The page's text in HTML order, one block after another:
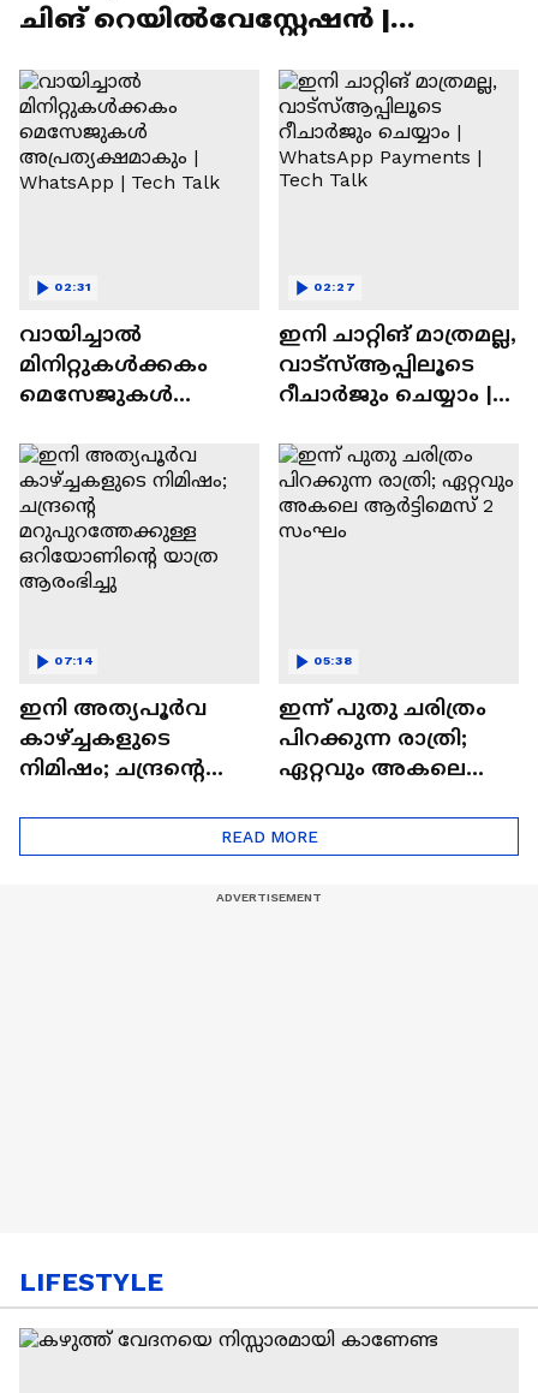
ചിങ് റെയിൽവേസ്റ്റേഷൻ |
വായിച്ചാൽ
മിനിറ്റുകൾക്കകം
മെസേജുകള്‍
WhatsApp | Tech Talk
02:31
ഇനി ചാറ്റിങ് മാത്രമല്ല,
വാട്‌സ്‌ആപ്പിലൂടെ
റീചാർജും ചെയ്യാം |
Tech Talk
02:27
ഇനി അത്യപൂര്‍വ
കാഴ്ച്ചകളുടെ
നിമിഷം; ചന്ദ്രന്റെ
ഒറിയോണിന്റെ യാത്ര
ആരംഭിച്ചു
07:14
ഇന്ന് പുതു ചരിത്രം
പിറക്കുന്ന രാത്രി;
ഏറ്റവും അകലെ
05:38
READ MORE
LIFESTYLE